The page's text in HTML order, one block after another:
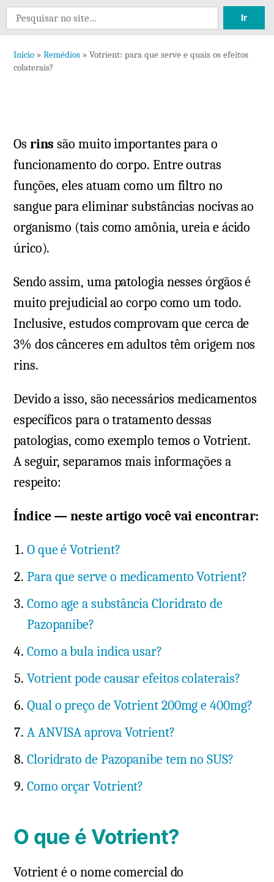
Search
for:
Início » Remédios » Votrient: para que serve e quais os efeitos
colaterais?
Os rins são muito importantes para o
funcionamento do corpo. Entre outras
funções, eles atuam como um filtro no
sangue para eliminar substâncias nocivas ao
organismo (tais como amônia, ureia e ácido
úrico).
Sendo assim, uma patologia nesses órgãos é
muito prejudicial ao corpo como um todo.
Inclusive, estudos comprovam que cerca de
3% dos cânceres em adultos têm origem nos
rins.
Devido a isso, são necessários medicamentos
específicos para o tratamento dessas
patologias, como exemplo temos o Votrient.
A seguir, separamos mais informações a
respeito:
Índice — neste artigo você vai encontrar:
O que é Votrient?
Para que serve o medicamento Votrient?
Como age a substância Cloridrato de
Pazopanibe?
Como a bula indica usar?
Votrient pode causar efeitos colaterais?
Qual o preço de Votrient 200mg e 400mg?
A ANVISA aprova Votrient?
Cloridrato de Pazopanibe tem no SUS?
Como orçar Votrient?
O que é Votrient?
Votrient é o nome comercial do